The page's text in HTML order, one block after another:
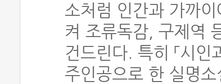
소처럼 인간과 가까
켜 조류독감, 구제역
건드린다. 특히 「시인
주인공으로 한 실명